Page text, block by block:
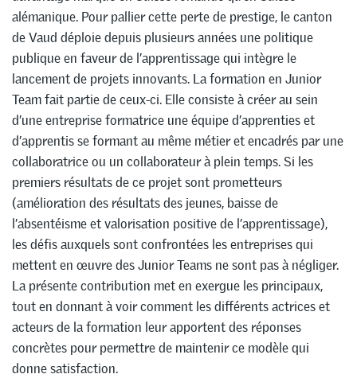
alémanique. Pour pallier cette perte de prestige, le canton
de Vaud déploie depuis plusieurs années une politique
publique en faveur de l’apprentissage qui intègre le
lancement de projets innovants. La formation en Junior
Team fait partie de ceux-ci. Elle consiste à créer au sein
d’une entreprise formatrice une équipe d’apprenties et
d’apprentis se formant au même métier et encadrés par une
collaboratrice ou un collaborateur à plein temps. Si les
premiers résultats de ce projet sont prometteurs
(amélioration des résultats des jeunes, baisse de
l’absentéisme et valorisation positive de l’apprentissage),
les défis auxquels sont confrontées les entreprises qui
mettent en œuvre des Junior Teams ne sont pas à négliger.
La présente contribution met en exergue les principaux,
tout en donnant à voir comment les différents actrices et
acteurs de la formation leur apportent des réponses
concrètes pour permettre de maintenir ce modèle qui
donne satisfaction.